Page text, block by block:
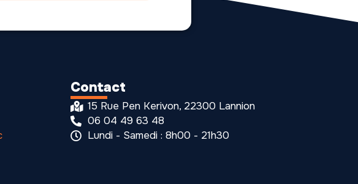
Contact
15 Rue Pen Kerivon, 22300 Lannion
06 04 49 63 48
Lundi - Samedi : 8h00 - 21h30